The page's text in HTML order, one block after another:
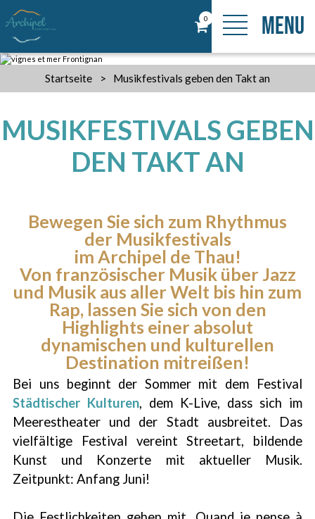
0 MENU
Startseite > Musikfestivals geben den Takt an
MUSIKFESTIVALS GEBEN
DEN TAKT AN
Bewegen Sie sich zum Rhythmus
der Musikfestivals
im Archipel de Thau!
Von französischer Musik über Jazz
und Musik aus aller Welt bis hin zum
Rap, lassen Sie sich von den
Highlights einer absolut
dynamischen und kulturellen
Destination mitreißen!
Bei uns beginnt der Sommer mit dem Festival
Städtischer Kulturen, dem K-Live, dass sich im
Meerestheater und der Stadt ausbreitet. Das
vielfältige Festival vereint Streetart, bildende
Kunst und Konzerte mit aktueller Musik.
Zeitpunkt: Anfang Juni!